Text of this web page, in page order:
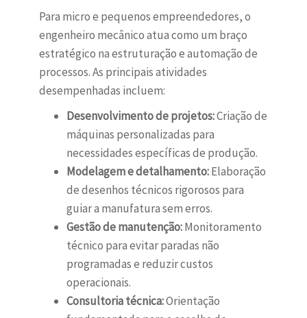
Para micro e pequenos empreendedores, o
engenheiro mecânico atua como um braço
estratégico na estruturação e automação de
processos. As principais atividades
desempenhadas incluem:
Desenvolvimento de projetos:Criação de
máquinas personalizadas para
necessidades específicas de produção.
Modelagem e detalhamento:Elaboração
de desenhos técnicos rigorosos para
guiar a manufatura sem erros.
Gestão de manutenção:Monitoramento
técnico para evitar paradas não
programadas e reduzir custos
operacionais.
Consultoria técnica:Orientação